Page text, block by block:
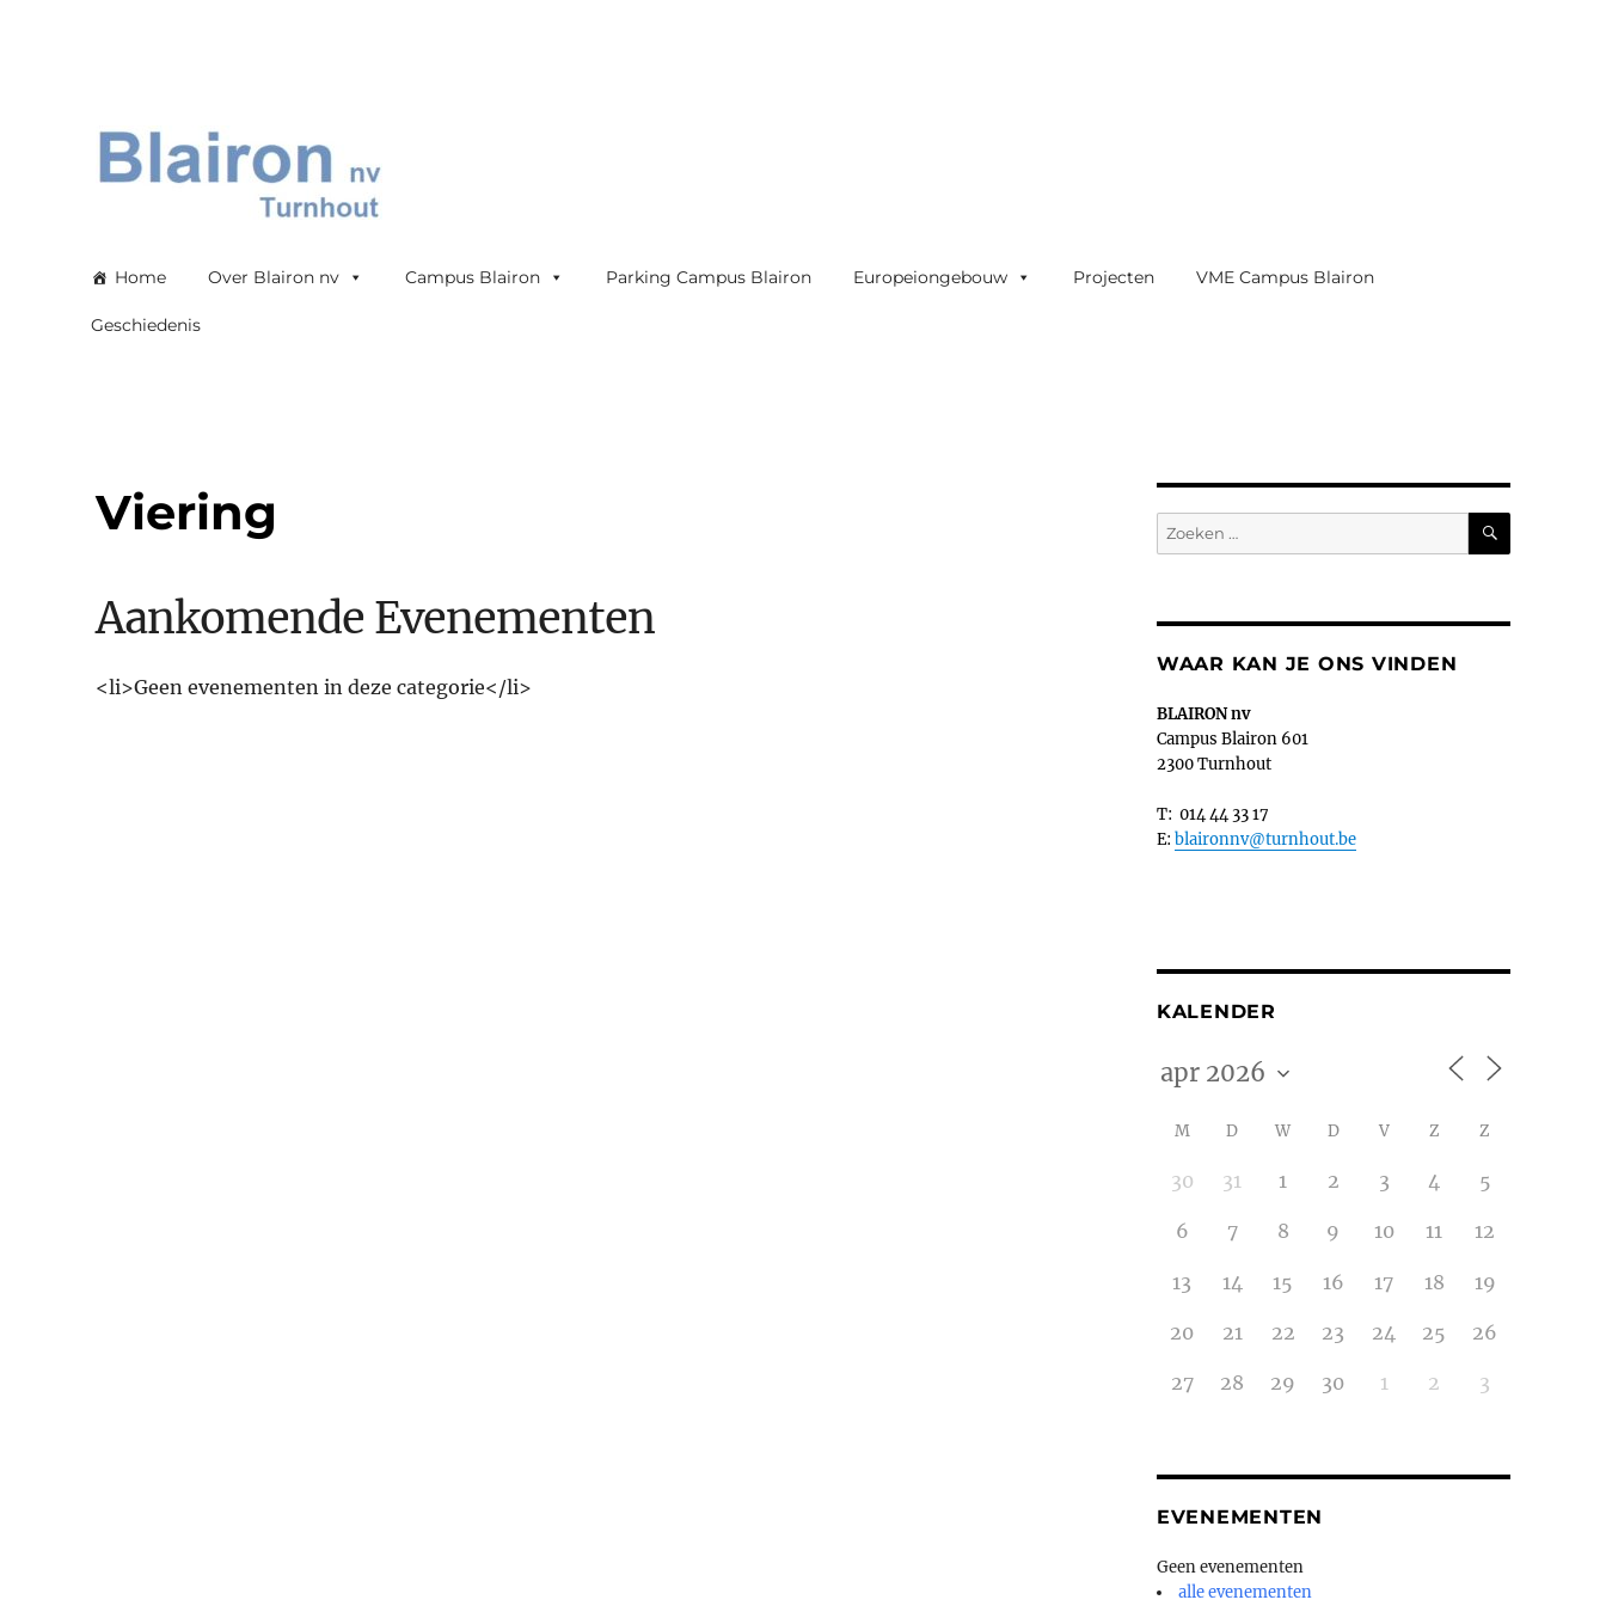
Home Over Blairon nv Campus Blairon Parking Campus Blairon Europeiongebouw Projecten VME Campus Blairon
Geschiedenis
Viering
Aankomende Evenementen
<li>Geen evenementen in deze categorie</li>
Zoeken
naar:
ZOEKEN
WAAR KAN JE ONS VINDEN
BLAIRON nv
Campus Blairon 601
2300 Turnhout
T: 014 44 33 17
E: blaironnv@turnhout.be
KALENDER
M D W D V Z Z
30 31 1 2 3 4 5
6 7 8 9 10 11 12
13 14 15 16 17 18 19
20 21 22 23 24 25 26
27 28 29 30 1 2 3
EVENEMENTEN
Geen evenementen
alle evenementen